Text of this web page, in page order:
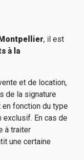
, il est
à la
et de location,
de la signature
en fonction du type
exclusif. En cas de
à traiter
une certaine